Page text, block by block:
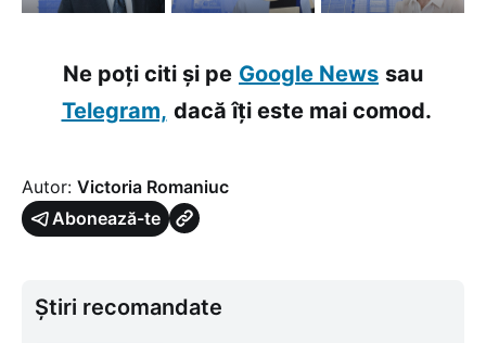
Ne poți citi și pe Google News sau
Telegram, dacă îți este mai comod.
Autor: Victoria Romaniuc
Abonează-te
Știri recomandate